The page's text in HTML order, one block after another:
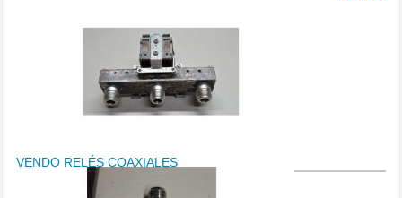
VENDO RELÉS COAXIALES